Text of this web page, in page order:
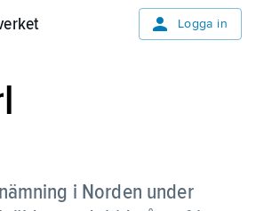
Logga in
i Norden under